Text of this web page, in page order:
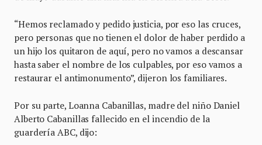
“Hemos reclamado y pedido justicia, por eso las cruces,
pero personas que no tienen el dolor de haber perdido a
un hijo los quitaron de aquí, pero no vamos a descansar
hasta saber el nombre de los culpables, por eso vamos a
restaurar el antimonumento”, dijeron los familiares.
Por su parte, Loanna Cabanillas, madre del niño Daniel
Alberto Cabanillas fallecido en el incendio de la
guardería ABC, dijo: